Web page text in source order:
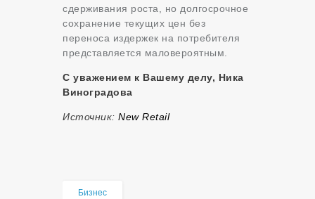
сдерживания роста, но долгосрочное
сохранение текущих цен без
переноса издержек на потребителя
представляется маловероятным.
С уважением к Вашему делу, Ника
Виноградова
Источник: New Retail
Бизнес